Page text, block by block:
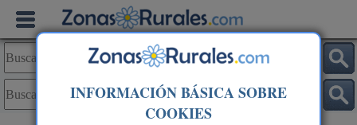
INFORMACIÓN BÁSICA SOBRE
COOKIES